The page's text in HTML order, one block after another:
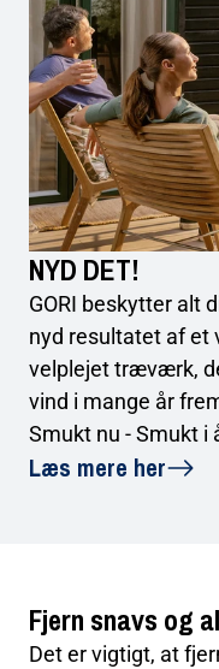
NYD DET!
GORI beskytter alt
nyd resultatet af et
velplejet træværk,
vind i mange år
Smukt nu - Smukt i
Læs mere her
Fjern snavs og
Det er vigtigt, at